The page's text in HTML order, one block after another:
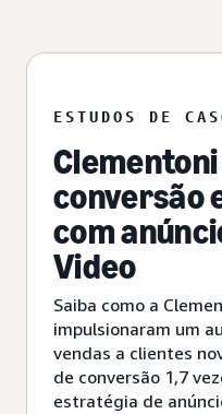
ESTUDOS DE
conversão
com
Video
Saiba como a
impulsionaram um
vendas a clientes
de conversão 1,7
estratégia de